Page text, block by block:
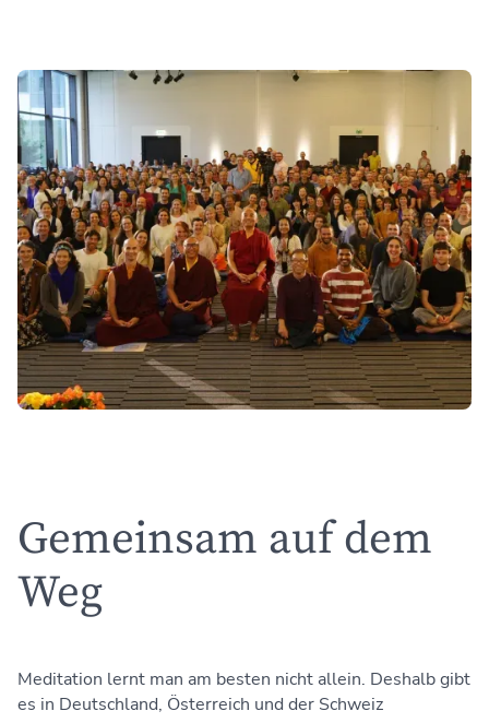
Gemeinsam auf dem
Weg
Meditation lernt man am besten nicht allein. Deshalb gibt
es in Deutschland, Österreich und der Schweiz